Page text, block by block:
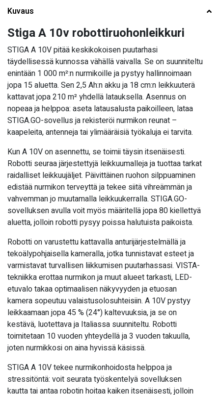
Kuvaus
Stiga A 10v robottiruohonleikkuri
STIGA A 10V pitää keskikokoisen puutarhasi
täydellisessä kunnossa vähällä vaivalla. Se on suunniteltu
enintään 1 000 m²:n nurmikoille ja pystyy hallinnoimaan
jopa 15 aluetta. Sen 2,5 Ah:n akku ja 18 cm:n leikkuuterä
kattavat jopa 210 m² yhdellä latauksella. Asennus on
nopeaa ja helppoa: aseta latausalusta paikoilleen, lataa
STIGA.GO-sovellus ja rekisteröi nurmikon reunat –
kaapeleita, antenneja tai ylimääräisiä työkaluja ei tarvita.
Kun A 10V on asennettu, se toimii täysin itsenäisesti.
Robotti seuraa järjestettyjä leikkuumalleja ja tuottaa tarkat
raidalliset leikkuujäljet. Päivittäinen ruohon silppuaminen
edistää nurmikon terveyttä ja tekee siitä vihreämmän ja
vahvemman jo muutamalla leikkuukerralla. STIGA.GO-
sovelluksen avulla voit myös määritellä jopa 80 kiellettyä
aluetta, jolloin robotti pysyy poissa halutuista paikoista.
Robotti on varustettu kattavalla anturijärjestelmällä ja
tekoälypohjaisella kameralla, jotka tunnistavat esteet ja
varmistavat turvallisen liikkumisen puutarhassasi. VISTA-
tekniikka erottaa nurmikon ja muut alueet tarkasti, LED-
etuvalo takaa optimaalisen näkyvyyden ja etuosan
kamera sopeutuu valaistusolosuhteisiin. A 10V pystyy
leikkaamaan jopa 45 % (24°) kaltevuuksia, ja se on
kestävä, luotettava ja Italiassa suunniteltu. Robotti
toimitetaan 10 vuoden yhteydellä ja 3 vuoden takuulla,
joten nurmikkosi on aina hyvissä käsissä.
STIGA A 10V tekee nurmikonhoidosta helppoa ja
stressitöntä: voit seurata työskentelyä sovelluksen
kautta tai antaa robotin hoitaa kaiken itsenäisesti, jolloin